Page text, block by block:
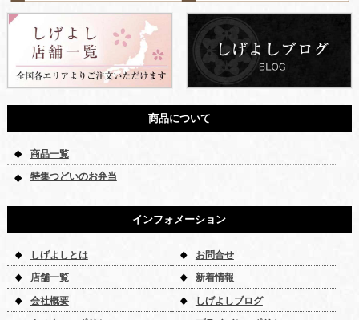
商品について
商品一覧
特集つどいのお弁当
インフォメーション
しげよしとは お問合せ
店舗一覧 新着情報
会社概要 しげよしブログ